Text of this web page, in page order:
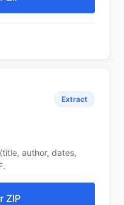
Extract
author, dates,
ZIP